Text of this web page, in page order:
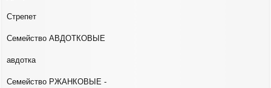
Стрепет
Семейство АВДОТКОВЫЕ
авдотка
Семейство РЖАНКОВЫЕ -